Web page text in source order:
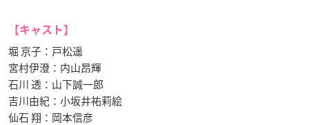
【キャスト】
堀 京子：戸松遥
宮村伊澄：内山昂輝
石川 透：山下誠一郎
吉川由紀：小坂井祐莉絵
仙石 翔：岡本信彦